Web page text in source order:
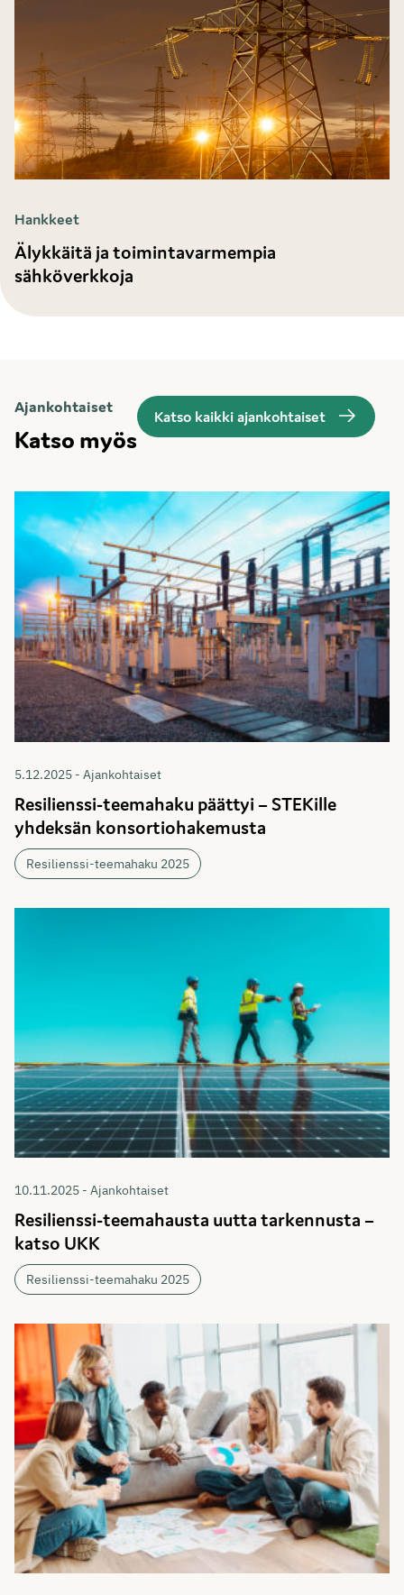
Hankkeet
Älykkäitä ja toimintavarmempia
sähköverkkoja
Ajankohtaiset
Katso myös
Katso kaikki ajankohtaiset
5.12.2025 - Ajankohtaiset
Resilienssi-teemahaku päättyi – STEKille
yhdeksän konsortiohakemusta
Resilienssi-teemahaku 2025
10.11.2025 - Ajankohtaiset
Resilienssi-teemahausta uutta tarkennusta –
katso UKK
Resilienssi-teemahaku 2025